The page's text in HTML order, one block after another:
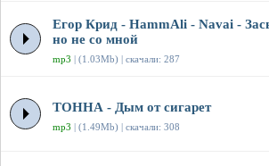
Егор Крид - HammAli - Navai -
но не со мной
mp3 | (1.03Mb) | скачали: 287
ТОННА - Дым от сигарет
mp3 | (1.49Mb) | скачали: 308